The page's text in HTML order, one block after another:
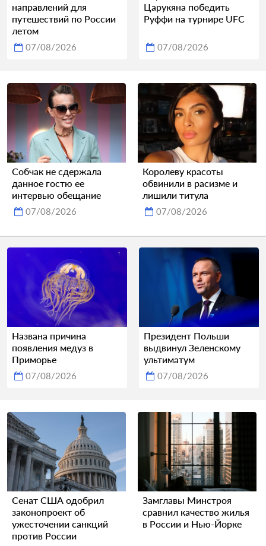
направлений для
путешествий по России
летом
07/08/2026
Царукяна победить
Руффи на турнире UFC
07/08/2026
Собчак не сдержала
данное гостю ее
интервью обещание
07/08/2026
Королеву красоты
обвинили в расизме и
лишили титула
07/08/2026
Названа причина
появления медуз в
Приморье
07/08/2026
Президент Польши
выдвинул Зеленскому
ультиматум
07/08/2026
Сенат США одобрил
законопроект об
ужесточении санкций
против России
Замглавы Минстроя
сравнил качество жилья
в России и Нью-Йорке